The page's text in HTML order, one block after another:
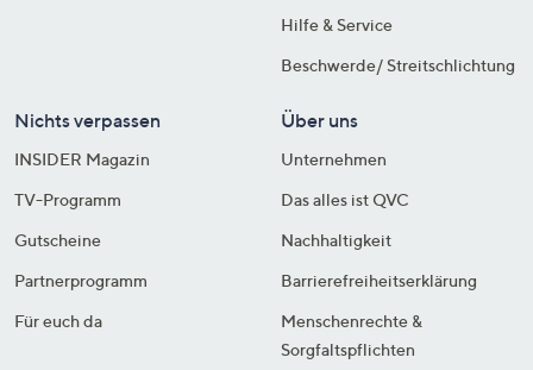
Hilfe & Service
Beschwerde/ Streitschlichtung
Nichts verpassen
INSIDER Magazin
TV-Programm
Gutscheine
Partnerprogramm
Für euch da
Über uns
Unternehmen
Das alles ist QVC
Nachhaltigkeit
Barrierefreiheitserklärung
Menschenrechte &
Sorgfaltspflichten